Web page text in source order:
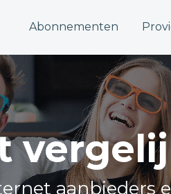
Abonnementen
aanbieders